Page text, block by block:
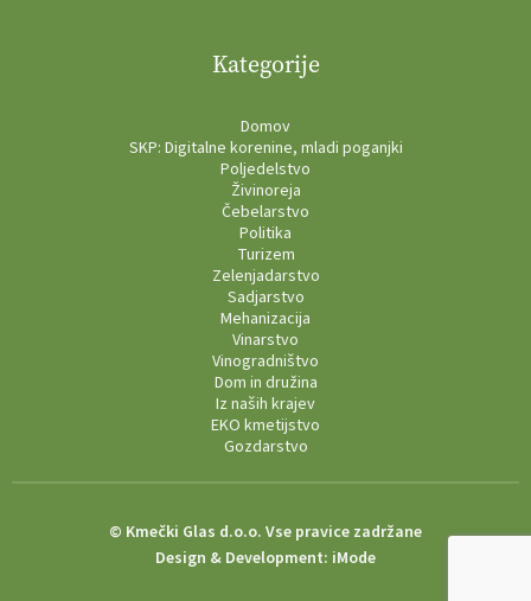
Kategorije
Domov
SKP: Digitalne korenine, mladi poganjki
Poljedelstvo
Živinoreja
Čebelarstvo
Politika
Turizem
Zelenjadarstvo
Sadjarstvo
Mehanizacija
Vinarstvo
Vinogradništvo
Dom in družina
Iz naših krajev
EKO kmetijstvo
Gozdarstvo
© Kmečki Glas d.o.o. Vse pravice zadržane
Design & Development: iMode